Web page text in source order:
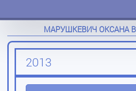
МАРУШКЕВИЧ ОКСАНА
2013